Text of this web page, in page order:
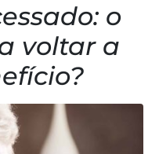
o
voltar a